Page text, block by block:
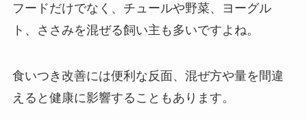
フードだけでなく、チュールや野菜、ヨーグル
ト、ささみを混ぜる飼い主も多いですよね。
食いつき改善には便利な反面、混ぜ方や量を間違
えると健康に影響することもあります。